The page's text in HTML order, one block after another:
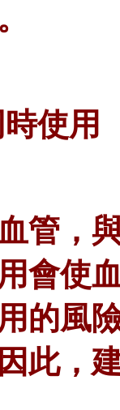
使用
管，
會使
的風
此，